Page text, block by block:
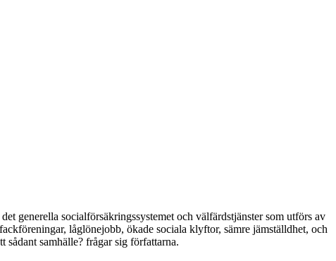
generella socialförsäkringssystemet och välfärdstjänster som utförs av
låglönejobb, ökade sociala klyftor, sämre jämställdhet, och
samhälle? frågar sig författarna.